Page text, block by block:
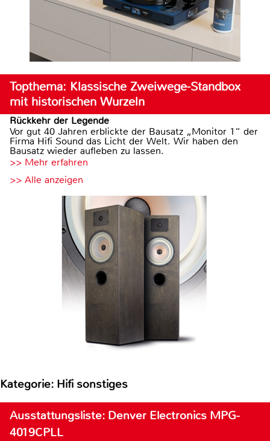
Topthema: Klassische Zweiwege-Standbox
mit historischen Wurzeln
Rückkehr der Legende
Vor gut 40 Jahren erblickte der Bausatz „Monitor 1“ der
Firma Hifi Sound das Licht der Welt. Wir haben den
Bausatz wieder aufleben zu lassen.
>> Mehr erfahren
>> Alle anzeigen
Kategorie: Hifi sonstiges
Ausstattungsliste: Denver Electronics MPG-
4019CPLL